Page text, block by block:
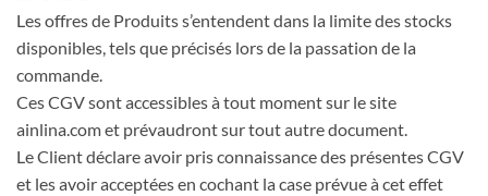
Les offres de Produits s’entendent dans la limite des stocks
disponibles, tels que précisés lors de la passation de la
commande.
Ces CGV sont accessibles à tout moment sur le site
ainlina.com et prévaudront sur tout autre document.
Le Client déclare avoir pris connaissance des présentes CGV
et les avoir acceptées en cochant la case prévue à cet effet